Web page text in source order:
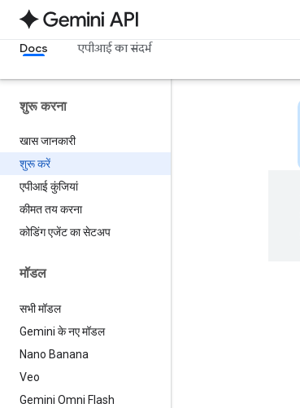
Docs एपीआई का संदर्भ
शुरू करना
खास जानकारी
शुरू करें
एपीआई कुंजियां
कीमत तय करना
कोडिंग एजेंट का सेटअप
मॉडल
सभी मॉडल
Gemini के नए मॉडल
Nano Banana
Veo
Gemini Omni Flash